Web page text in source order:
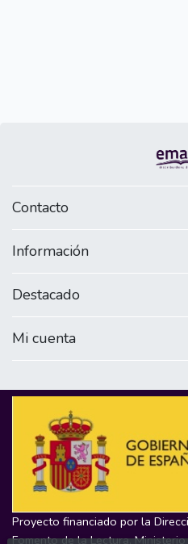
Contacto
Información
Destacado
Mi cuenta
Proyecto financiado por la
Fomento de la Lectura,